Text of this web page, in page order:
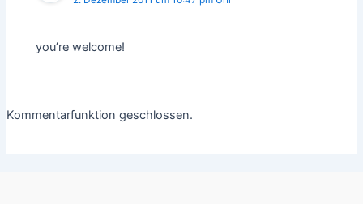
you’re welcome!
Kommentarfunktion geschlossen.